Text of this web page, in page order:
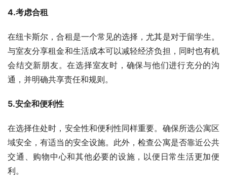
4.考虑合租
在纽卡斯尔，合租是一个常见的选择，尤其是对于留学生。
与室友分享租金和生活成本可以减轻经济负担，同时也有机
会结交新朋友。在选择室友时，确保与他们进行充分的沟
通，并明确共享责任和规则。
5.安全和便利性
在选择住处时，安全性和便利性同样重要。确保所选公寓区
域安全，有适当的安全设施。此外，检查公寓是否靠近公共
交通、购物中心和其他必要的设施，以便日常生活更加便
利。